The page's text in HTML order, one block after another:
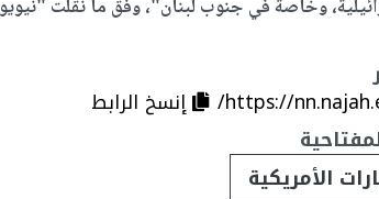
وخاصة في جنوب لبنان"، وفق ما نقلت
https://
إنسخ الرابط
الأمريكية